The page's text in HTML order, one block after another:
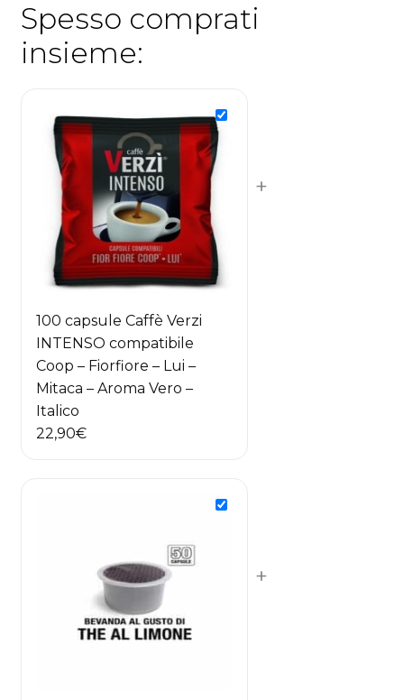
Spesso comprati
insieme:
100 capsule Caffè Verzi
INTENSO compatibile
Coop – Fiorfiore – Lui –
Mitaca – Aroma Vero –
Italico
22,90€
+
+